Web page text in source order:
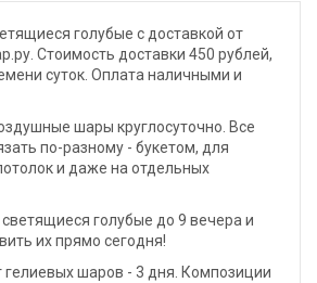
голубые с доставкой от
Стоимость доставки 450 рублей,
суток. Оплата наличными и
шары круглосуточно. Все
по-разному - букетом, для
и даже на отдельных
голубые до 9 вечера и
их прямо сегодня!
гелиевых шаров - 3 дня. Композиции